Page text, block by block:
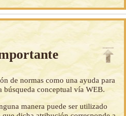
de normas como una ayuda para
conceptual vía WEB.
manera puede ser utilizado